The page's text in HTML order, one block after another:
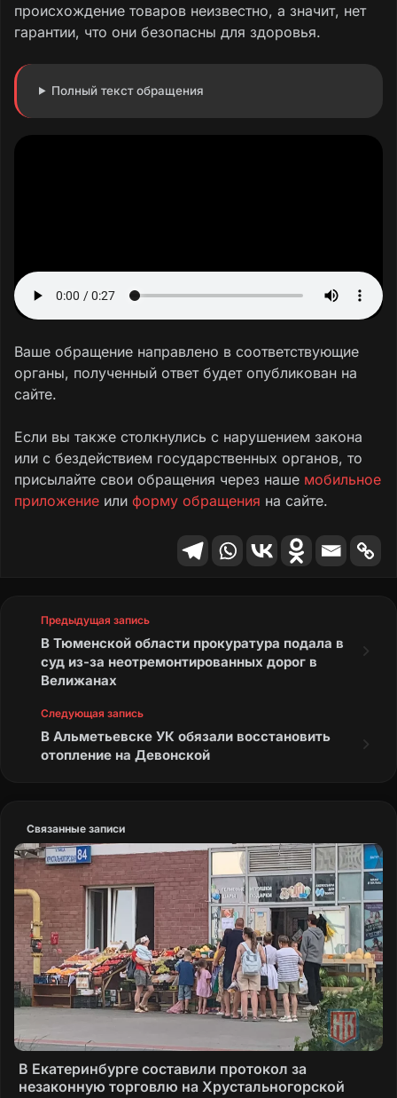
происхождение товаров неизвестно, а значит, нет
гарантии, что они безопасны для здоровья.
Полный текст обращения
Ваше обращение направлено в соответствующие
органы, полученный ответ будет опубликован на
сайте.
Если вы также столкнулись с нарушением закона
или с бездействием государственных органов, то
присылайте свои обращения через наше мобильное
приложение или форму обращения на сайте.
Предыдущая запись
В Тюменской области прокуратура подала в
суд из-за неотремонтированных дорог в
Велижанах
Следующая запись
В Альметьевске УК обязали восстановить
отопление на Девонской
Связанные записи
В Екатеринбурге составили протокол за
незаконную торговлю на Хрустальногорской